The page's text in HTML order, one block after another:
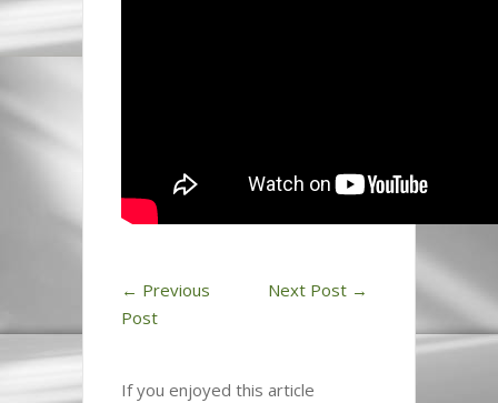
← Previous
Post
Next Post →
If you enjoyed this article